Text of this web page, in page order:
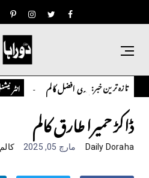
تازہ ترین خبر:کالم چوہدری افضل کالم انٹر نیشنل
ڈاکڑ حمیرا طارق کالم
Daily Doraha مارچ 05, 2025 کالم